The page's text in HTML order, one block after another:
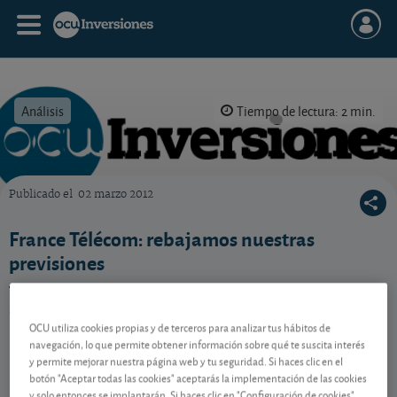
Análisis Tiempo de lectura: 2 min.
Publicado el 02 marzo 2012
France Télécom: rebajamos nuestras
previsiones
Tras la rebaja de nuestra previsión de beneficios, ¿la
Contenido reservado a SOCIOS
OCU utiliza cookies propias y de terceros para analizar tus hábitos de
navegación, lo que permite obtener información sobre qué te suscita interés
y permite mejorar nuestra página web y tu seguridad. Si haces clic en el
botón "Aceptar todas las cookies" aceptarás la implementación de las cookies